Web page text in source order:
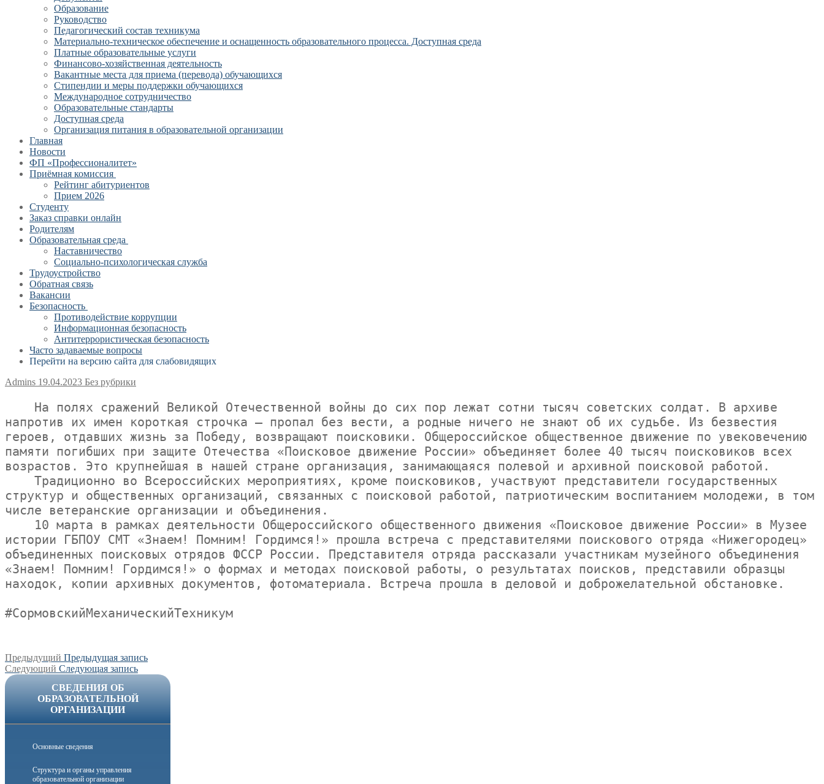
Образование
Руководство
Педагогический состав техникума
Материально-техническое обеспечение и оснащенность образовательного процесса. Доступная среда
Платные образовательные услуги
Финансово-хозяйственная деятельность
Вакантные места для приема (перевода) обучающихся
Стипендии и меры поддержки обучающихся
Международное сотрудничество
Образовательные стандарты
Доступная среда
Организация питания в образовательной организации
Главная
Новости
ФП «Профессионалитет»
Приёмная комиссия
Рейтинг абитуриентов
Прием 2026
Студенту
Заказ справки онлайн
Родителям
Образовательная среда
Наставничество
Социально-психологическая служба
Трудоустройство
Обратная связь
Вакансии
Безопасность
Противодействие коррупции
Информационная безопасность
Антитеррористическая безопасность
Часто задаваемые вопросы
Перейти на версию сайта для слабовидящих
Admins 19.04.2023 Без рубрики
напротив их имен короткая строчка – пропал без вести, а родные ничего не знают об их судьбе. Из безвестия
героев, отдавших жизнь за Победу, возвращают поисковики. Общероссийское общественное движение по увековечению
памяти погибших при защите Отечества «Поисковое движение России» объединяет более 40 тысяч поисковиков всех
возрастов. Это крупнейшая в нашей стране организация, занимающаяся полевой и архивной поисковой работой.
структур и общественных организаций, связанных с поисковой работой, патриотическим воспитанием молодежи, в том
числе ветеранские организации и объединения.
истории ГБПОУ СМТ «Знаем! Помним! Гордимся!» прошла встреча с представителями поискового отряда «Нижегородец»
объединенных поисковых отрядов ФССР России. Представителя отряда рассказали участникам музейного объединения
«Знаем! Помним! Гордимся!» о формах и методах поисковой работы, о результатах поисков, представили образцы
находок, копии архивных документов, фотоматериала. Встреча прошла в деловой и доброжелательной обстановке.
#СормовскийМеханическийТехникум
Навигация
по
записям
Предыдущий Предыдущая
запись:
Предыдущая запись
Следующий Следующая
Следующая запись
СВЕДЕНИЯ ОБ
ОБРАЗОВАТЕЛЬНОЙ
ОРГАНИЗАЦИИ
Основные сведения
Структура и органы управления
образовательной организации